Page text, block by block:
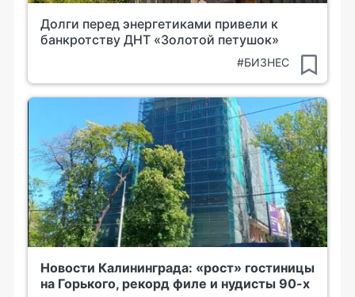
Долги перед энергетиками привели к
банкротству ДНТ «Золотой петушок»
#БИЗНЕС
Новости Калининграда: «рост» гостиницы
на Горького, рекорд филе и нудисты 90-х